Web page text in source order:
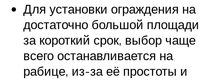
Для установки ограждения на
достаточно большой площади
за короткий срок, выбор чаще
всего останавливается на
рабице, из-за её простоты и